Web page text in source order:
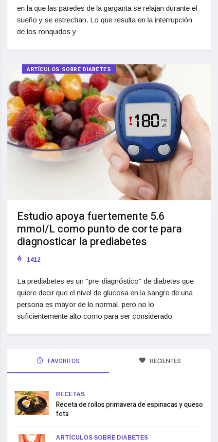
en la que las paredes de la garganta se relajan durante el
sueño y se estrechan. Lo que resulta en la interrupción
de los ronquidos y
ARTÍCULOS SOBRE DIABETES
Estudio apoya fuertemente 5.6
mmol/L como punto de corte para
diagnosticar la prediabetes
1412
La prediabetes es un "pre-diagnóstico" de diabetes que
quiere decir que el nivel de glucosa en la sangre de una
persona es mayor de lo normal, pero no lo
suficientemente alto como para ser considerado
FAVORITOS RECIENTES
RECETAS
Receta de rollos primavera de espinacas y queso
feta
ARTÍCULOS SOBRE DIABETES